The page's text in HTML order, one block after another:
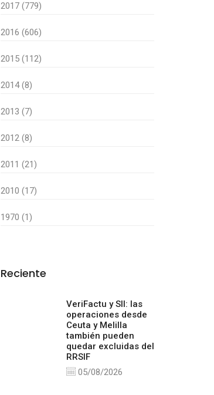
2017 (779)
2016 (606)
2015 (112)
2014 (8)
2013 (7)
2012 (8)
2011 (21)
2010 (17)
1970 (1)
Reciente
VeriFactu y SII: las
operaciones desde
Ceuta y Melilla
también pueden
quedar excluidas del
RRSIF
05/08/2026